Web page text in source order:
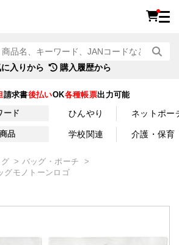
入りから 購入履歴から
請求書後払いOK各種帳票出力可能
ード ひんやり ネットポー
品 学校関連 介護・保育
バッグ・ポーチ
グモノトーンロゴ